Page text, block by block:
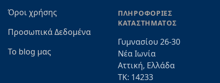
Όροι χρήσης
Προσωπικά Δεδομένα
Το blog μας
ΠΛΗΡΟΦΟΡΙΕΣ
ΚΑΤΑΣΤΗΜΑΤΟΣ
Γυμνασίου 26-30
Νέα Ιωνία
Αττική, Ελλάδα
ΤΚ: 14233